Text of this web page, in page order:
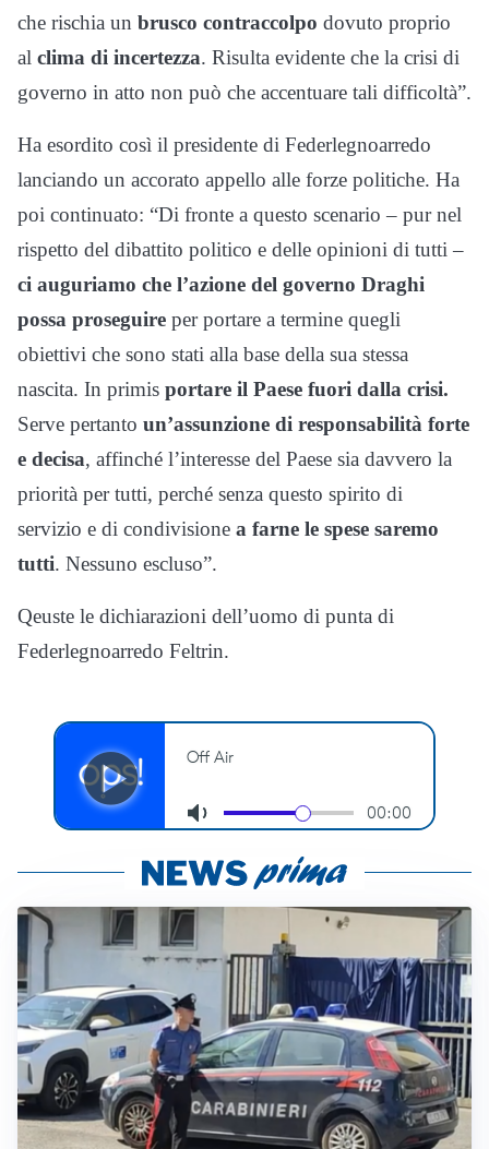
che rischia un brusco contraccolpo dovuto proprio
al clima di incertezza. Risulta evidente che la crisi di
governo in atto non può che accentuare tali difficoltà”.
Ha esordito così il presidente di Federlegnoarredo
lanciando un accorato appello alle forze politiche. Ha
poi continuato: “Di fronte a questo scenario – pur nel
rispetto del dibattito politico e delle opinioni di tutti –
ci auguriamo che l’azione del governo Draghi
possa proseguire per portare a termine quegli
obiettivi che sono stati alla base della sua stessa
nascita. In primis portare il Paese fuori dalla crisi.
Serve pertanto un’assunzione di responsabilità forte
e decisa, affinché l’interesse del Paese sia davvero la
priorità per tutti, perché senza questo spirito di
servizio e di condivisione a farne le spese saremo
tutti. Nessuno escluso”.
Qeuste le dichiarazioni dell’uomo di punta di
Federlegnoarredo Feltrin.